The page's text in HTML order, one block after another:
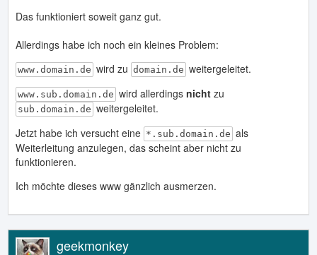
Das funktioniert soweit ganz gut.
Allerdings habe ich noch ein kleines Problem:
www.domain.de wird zu domain.de weitergeleitet.
www.sub.domain.de wird allerdings nichtzu
sub.domain.de weitergeleitet.
Jetzt habe ich versucht eine *.sub.domain.de als
Weiterleitung anzulegen, das scheint aber nicht zu
funktionieren.
Ich möchte dieses www gänzlich ausmerzen.
geekmonkey